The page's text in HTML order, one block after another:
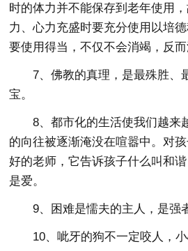
时的体力并不能保存到老年使用
力、心力充盛时要充分使用以培
要使用得当，不仅不会消竭，反而
7、佛教的真理，是最殊胜、
宝。
8、都市化的生活使我们越来
的向往被逐渐淹没在喧嚣中。对
好的老师，它告诉孩子什么叫和
是爱。
9、困难是懦夫的主人，是强
10、呲牙的狗不一定咬人，小